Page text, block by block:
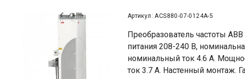
Артикул: ACS880-07-0124A-5
Преобразователь частоты
питания 208-240 В,
номинальный ток 4.6 А.
ток 3.7 А. Настенный монтаж.